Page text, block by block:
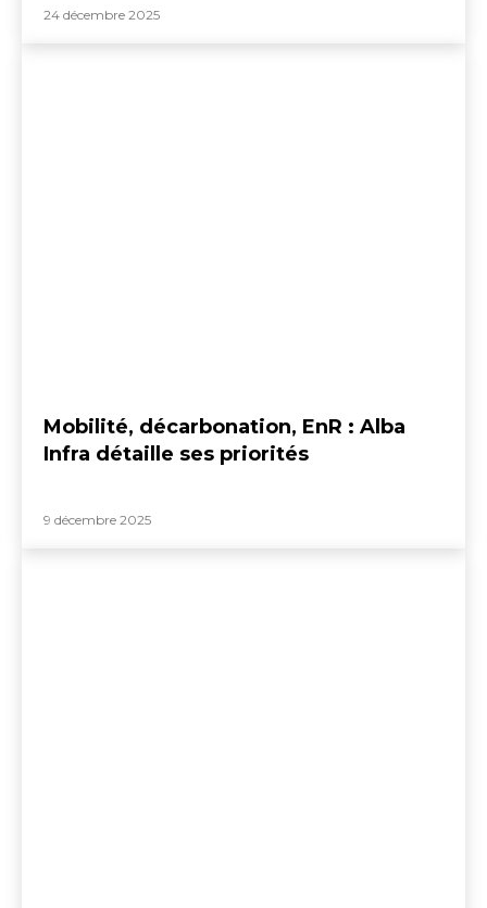
24 décembre 2025
Mobilité, décarbonation, EnR : Alba
Infra détaille ses priorités
9 décembre 2025